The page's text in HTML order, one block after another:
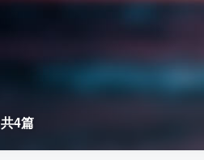
共4篇